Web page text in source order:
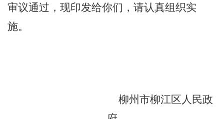
审议通过，现印发给你们，请认真组织实
施。
柳州市柳江区人民政